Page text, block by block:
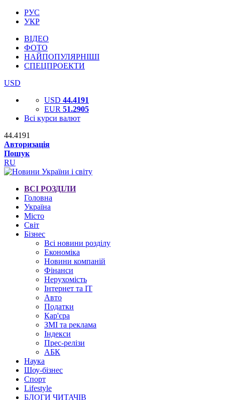
РУС
УКР
ВІДЕО
ФОТО
НАЙПОПУЛЯРНІШІ
СПЕЦПРОЕКТИ
USD
USD 44.4191
EUR 51.2905
Всі курси валют
44.4191
Авторизація
Пошук
RU
ВСІ РОЗДІЛИ
Головна
Україна
Місто
Світ
Бізнес
Всі новини розділу
Економіка
Новини компаній
Фінанси
Нерухомість
Інтернет та IT
Авто
Податки
Кар'єра
ЗМІ та реклама
Індекси
Прес-релізи
АБК
Наука
Шоу-бізнес
Спорт
Lifestyle
БЛОГИ ЧИТАЧІВ